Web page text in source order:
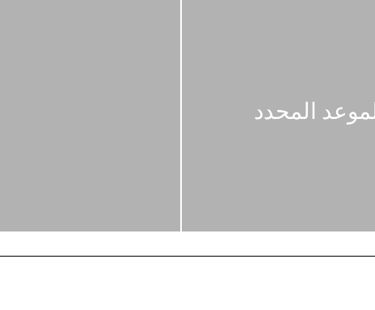
المحدد